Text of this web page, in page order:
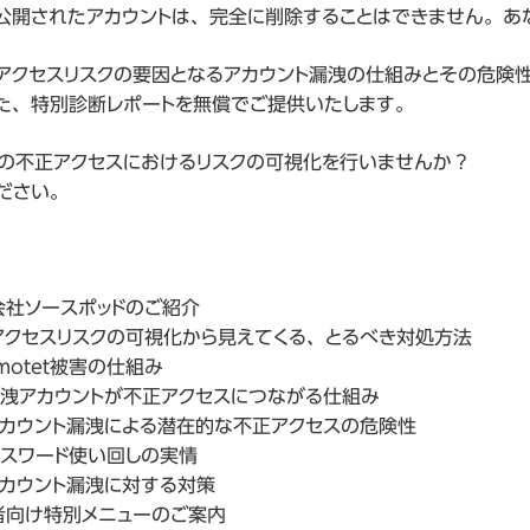
開されたアカウントは、完全に削除することはできません。
クセスリスクの要因となるアカウント漏洩の仕組みとその危険
、特別診断レポートを無償でご提供いたします。
不正アクセスにおけるリスクの可視化を行いませんか？
さい。
ソースポッドのご紹介
スリスクの可視化から見えてくる、とるべき対処方法
の仕組み
不正アクセスにつながる仕組み
よる潜在的な不正アクセスの危険性
い回しの実情
に対する対策
け特別メニューのご案内